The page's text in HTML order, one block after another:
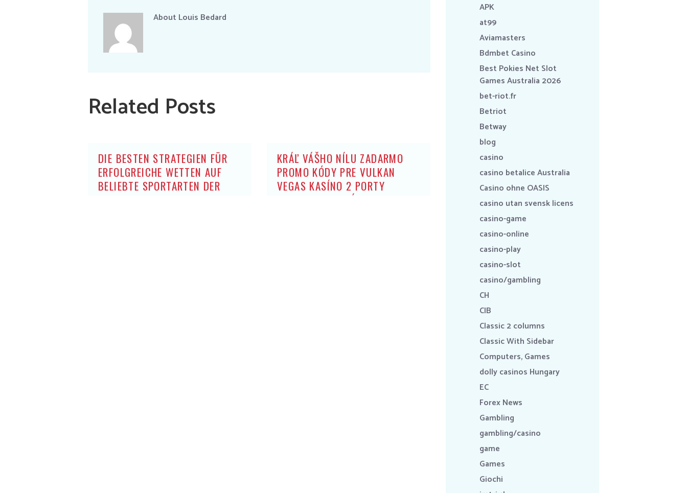
About Louis Bedard
Related Posts
DIE BESTEN STRATEGIEN FÜR
ERFOLGREICHE WETTEN AUF
BELIEBTE SPORTARTEN DER
KRÁĽ VÁŠHO NÍLU ZADARMO
PROMO KÓDY PRE VULKAN
VEGAS KASÍNO 2 PORTY
ZADARMO: BEZ ZÍSKANIA HRY
APK
at99
Aviamasters
Bdmbet Casino
Best Pokies Net Slot
Games Australia 2026
bet-riot.fr
Betriot
Betway
blog
casino
casino betalice Australia
Casino ohne OASIS
casino utan svensk licens
casino-game
casino-online
casino-play
casino-slot
casino/gambling
CH
CIB
Classic 2 columns
Classic With Sidebar
Computers, Games
dolly casinos Hungary
EC
Forex News
Gambling
gambling/casino
game
Games
Giochi